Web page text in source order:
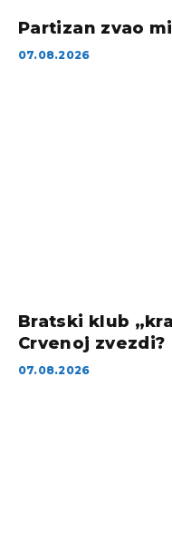
Partizan zvao
07.08.2026
Bratski klub
Crvenoj zvezdi?
07.08.2026